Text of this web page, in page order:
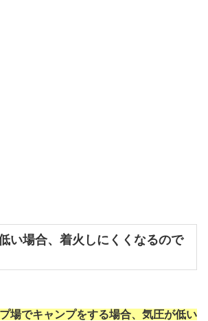
い場合、着火しにくくなるので
場でキャンプをする場合、気圧が低い